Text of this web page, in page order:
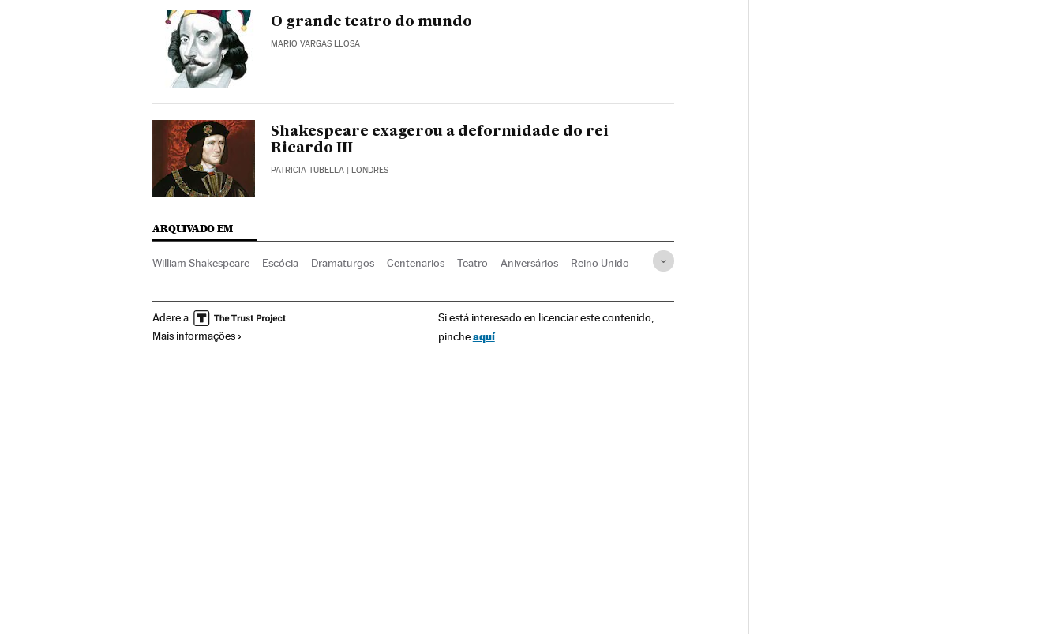
O grande teatro do mundo
MARIO VARGAS LLOSA
Shakespeare exagerou a deformidade do rei
Ricardo III
PATRICIA TUBELLA | LONDRES
ARQUIVADO EM
William Shakespeare Escócia Dramaturgos Centenarios Teatro Aniversários Reino Unido
Adere a
Mais informações
Si está interesado en licenciar este contenido,
pincheaquí